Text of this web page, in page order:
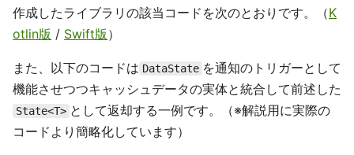
作成したライブラリの該当コードを次のとおりです。（K
otlin版 / Swift版 ）
また、以下のコードは DataState を通知のトリガーとして
機能させつつキャッシュデータの実体と統合して前述した
State<T> として返却する一例です。（※解説用に実際の
コードより簡略化しています）